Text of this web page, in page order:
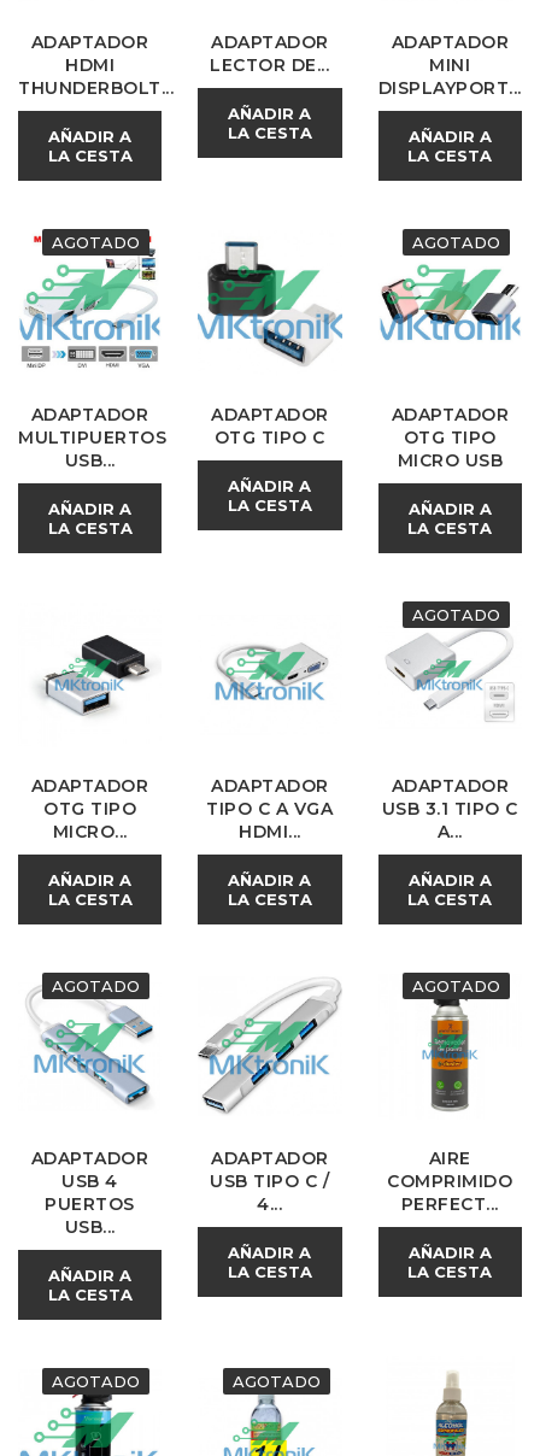
ADAPTADOR
HDMI
THUNDERBOLT...
AÑADIR A
LA CESTA
ADAPTADOR
LECTOR DE...
AÑADIR A
LA CESTA
ADAPTADOR
MINI
DISPLAYPORT...
AÑADIR A
LA CESTA
AGOTADO
ADAPTADOR
MULTIPUERTOS
USB...
AÑADIR A
LA CESTA
ADAPTADOR
OTG TIPO C
AÑADIR A
LA CESTA
AGOTADO
ADAPTADOR
OTG TIPO
MICRO USB
AÑADIR A
LA CESTA
ADAPTADOR
OTG TIPO
MICRO...
AÑADIR A
LA CESTA
ADAPTADOR
TIPO C A VGA
HDMI...
AÑADIR A
LA CESTA
AGOTADO
ADAPTADOR
USB 3.1 TIPO C
A...
AÑADIR A
LA CESTA
AGOTADO
ADAPTADOR
USB 4
PUERTOS
USB...
AÑADIR A
LA CESTA
ADAPTADOR
USB TIPO C /
4...
AÑADIR A
LA CESTA
AGOTADO
AIRE
COMPRIMIDO
PERFECT...
AÑADIR A
LA CESTA
AGOTADO AGOTADO